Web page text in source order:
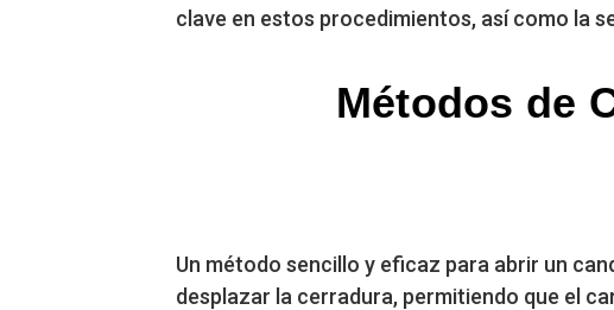
clave en estos procedimientos, así como la
Métodos de
Un método sencillo y eficaz para abrir un
desplazar la cerradura, permitiendo que el